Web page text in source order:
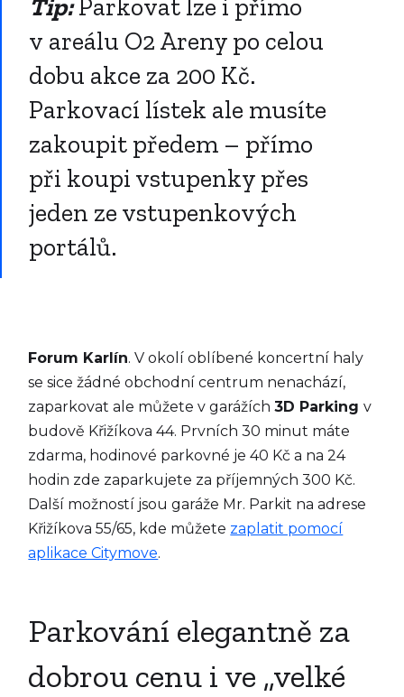
Tip:Parkovat lze i přímo
v areálu O2 Areny po celou
dobu akce za 200 Kč.
Parkovací lístek ale musíte
zakoupit předem – přímo
při koupi vstupenky přes
jeden ze vstupenkových
portálů.
Forum Karlín. V okolí oblíbené koncertní haly
se sice žádné obchodní centrum nenachází,
zaparkovat ale můžete v garážích3D Parkingv
budově Křižíkova 44. Prvních 30 minut máte
zdarma, hodinové parkovné je 40 Kč a na 24
hodin zde zaparkujete za příjemných 300 Kč.
Další možností jsou garáže Mr. Parkit na adrese
Křižíkova 55/65, kde můžete zaplatit pomocí
aplikace Citymove.
Parkování elegantně za
dobrou cenu i ve „velké